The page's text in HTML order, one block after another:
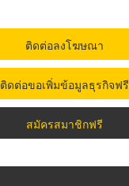
ติดต่อลงโฆษณา
ติดต่อขอเพิ่มข้อมูลธุรกิจฟรี
สมัครสมาชิกฟรี